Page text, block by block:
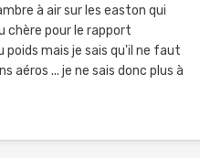
à air sur les easton qui
chère pour le rapport
mais je sais qu'il ne faut
aéros ... je ne sais donc plus à